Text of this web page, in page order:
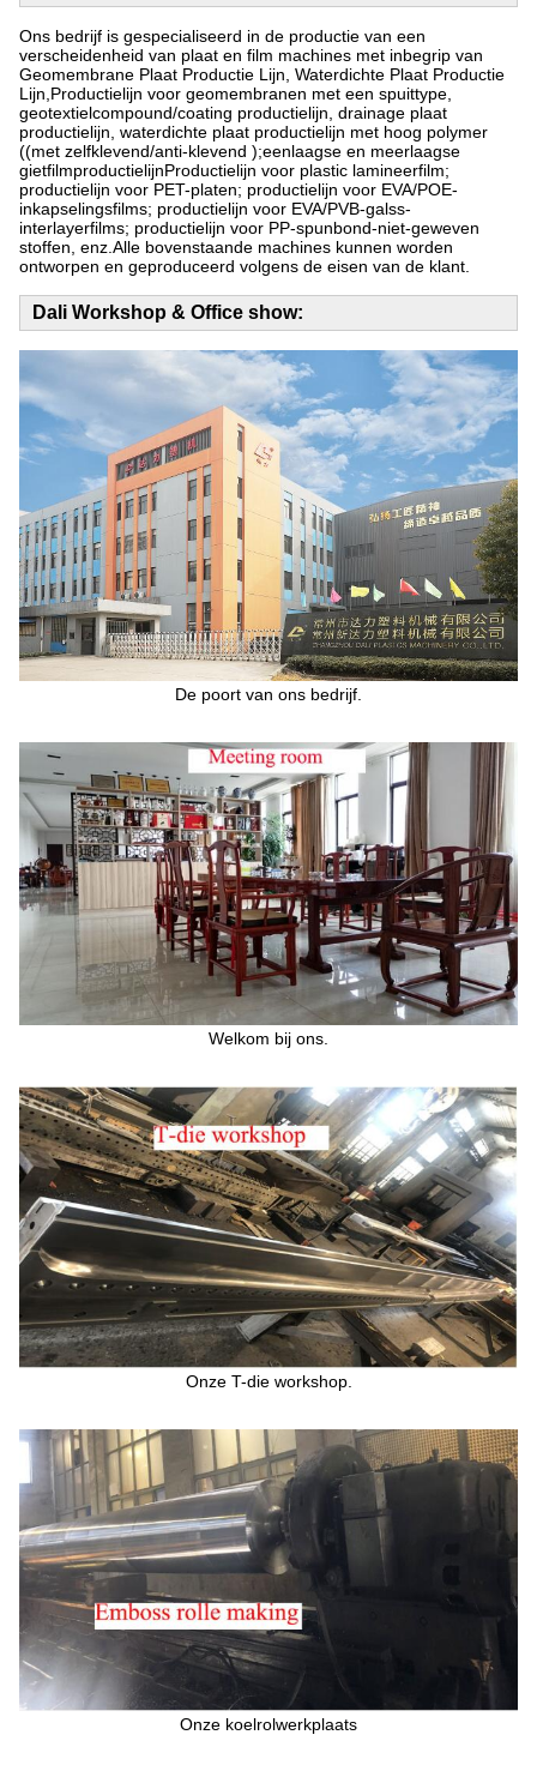
Ons bedrijf is gespecialiseerd in de productie van een
verscheidenheid van plaat en film machines met inbegrip van
Geomembrane Plaat Productie Lijn, Waterdichte Plaat Productie
Lijn,Productielijn voor geomembranen met een spuittype,
geotextielcompound/coating productielijn, drainage plaat
productielijn, waterdichte plaat productielijn met hoog polymer
((met zelfklevend/anti-klevend );eenlaagse en meerlaagse
gietfilmproductielijnProductielijn voor plastic lamineerfilm;
productielijn voor PET-platen; productielijn voor EVA/POE-
inkapselingsfilms; productielijn voor EVA/PVB-galss-
interlayerfilms; productielijn voor PP-spunbond-niet-geweven
stoffen, enz.Alle bovenstaande machines kunnen worden
ontworpen en geproduceerd volgens de eisen van de klant.
Dali Workshop & Office show:
De poort van ons bedrijf.
Welkom bij ons.
Onze T-die workshop.
Onze koelrolwerkplaats